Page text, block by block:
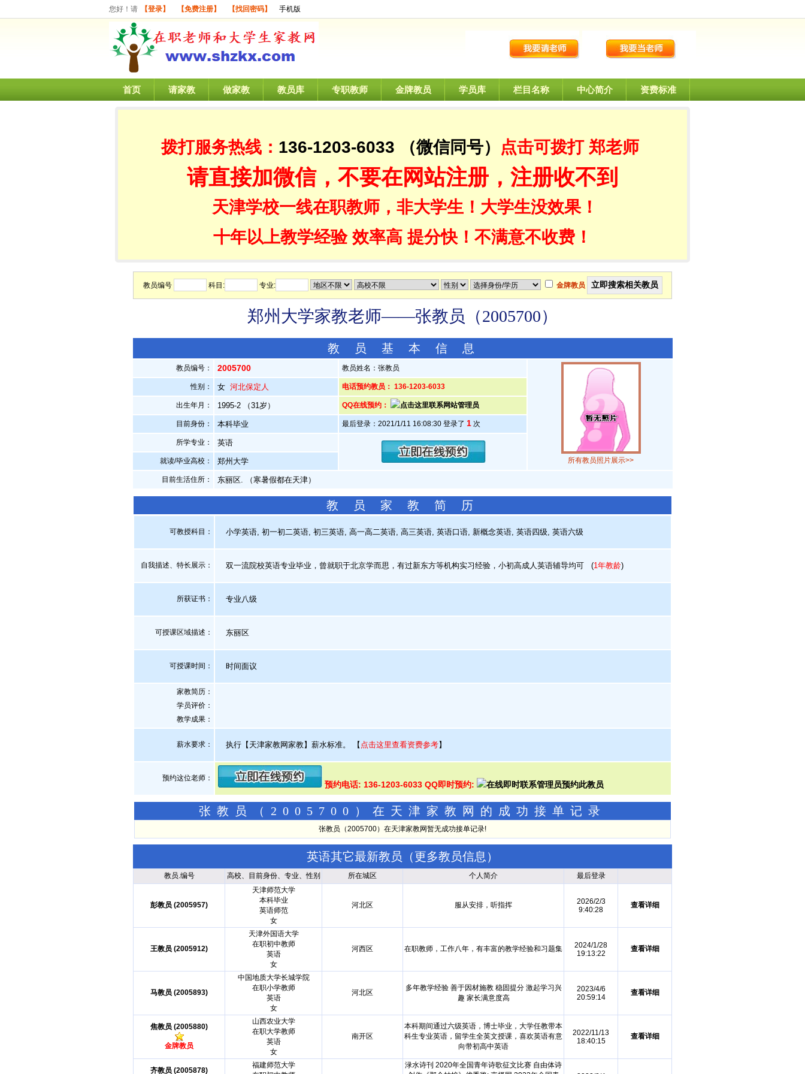
您好！请 【登录】 【免费注册】 【找回密码】 手机版
首页 请家教 做家教 教员库 专职教师 金牌教员 学员库 栏目名称 中心简介 资费标准
拨打服务热线： 136-1203-6033 （微信同号） 点击可拨打 郑老师
请直接加微信，不要在网站注册，注册收不到
天津学校一线在职教师，非大学生！大学生没效果！
十年以上教学经验 效率高 提分快！不满意不收费！
教员编号 科目: 专业: 金牌教员
郑州大学家教老师——张教员（2005700）
教 员 基 本 信 息
教员编号： 2005700 教员姓名：张教员
所有教员照片展示>>
性别： 女 河北保定人 电话预约教员： 136-1203-6033
出生年月： 1995-2 （31岁） QQ在线预约：
目前身份： 本科毕业 最后登录：2021/1/11 16:08:30 登录了 1次
所学专业： 英语
就读/毕业高校： 郑州大学
目前生活住所： 东丽区. （寒暑假都在天津）
教 员 家 教 简 历
可教授科目： 小学英语, 初一初二英语, 初三英语, 高一高二英语, 高三英语, 英语口语, 新概念英语, 英语四级, 英语六级
自我描述、特长展示 ： 双一流院校英语专业毕业，曾就职于北京学而思，有过新东方等机构实习经验，小初高成人英语辅导均可 (1年教龄)
所获证书 ： 专业八级
可授课区域描述： 东丽区
可授课时间： 时间面议
家教简历：
学员评价：
教学成果：
薪水要求： 执行【天津家教网家教】薪水标准。 【 点击这里查看资费参考】
预约这位老师：
预约电话: 136-1203-6033 QQ即时预约:
张教员（2005700）在天津家教网的成功接单记录
张教员（2005700）在天津家教网暂无成功接单记录!
英语其它最新教员（更多教员信息 ）
教员.编号 高校、目前身份、专业、性别 所在城区 个人简介 最后登录
彭教员 (2005957)
天津师范大学
本科毕业
英语师范
女
河北区 服从安排，听指挥
2026/2/3
9:40:28
查看详细
王教员 (2005912)
天津外国语大学
在职初中教师
英语
女
河西区 在职教师，工作八年，有丰富的教学经验和习题集
2024/1/28
19:13:22
查看详细
马教员 (2005893)
中国地质大学长城学院
在职小学教师
英语
女
河北区
多年教学经验 善于因材施教 稳固提分 激起学习兴
趣 家长满意度高
2023/4/6
20:59:14
查看详细
焦教员 (2005880)
金牌教员
山西农业大学
在职大学教师
英语
女
南开区
本科期间通过六级英语，博士毕业，大学任教带本
科生专业英语，留学生全英文授课，喜欢英语有意
向带初高中英语
2022/11/13
18:40:15
查看详细
齐教员 (2005878)
福建师范大学
渌水诗刊 2020年全国青年诗歌征文比赛 自由体诗